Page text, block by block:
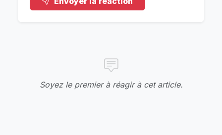
Soyez le premier à réagir à cet article.